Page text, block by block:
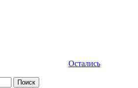
Остались